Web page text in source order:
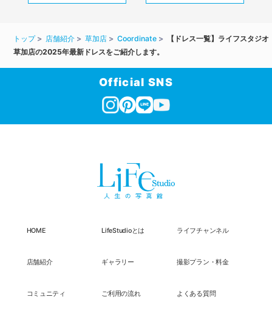
トップ 店舗紹介 草加店 Coordinate
【ドレス一覧】ライフスタジオ
草加店の2025年最新ドレスをご紹介します。
Official SNS
HOME LifeStudioとは ライフチャンネル
店舗紹介 ギャラリー 撮影プラン・料金
コミュニティ ご利用の流れ よくある質問